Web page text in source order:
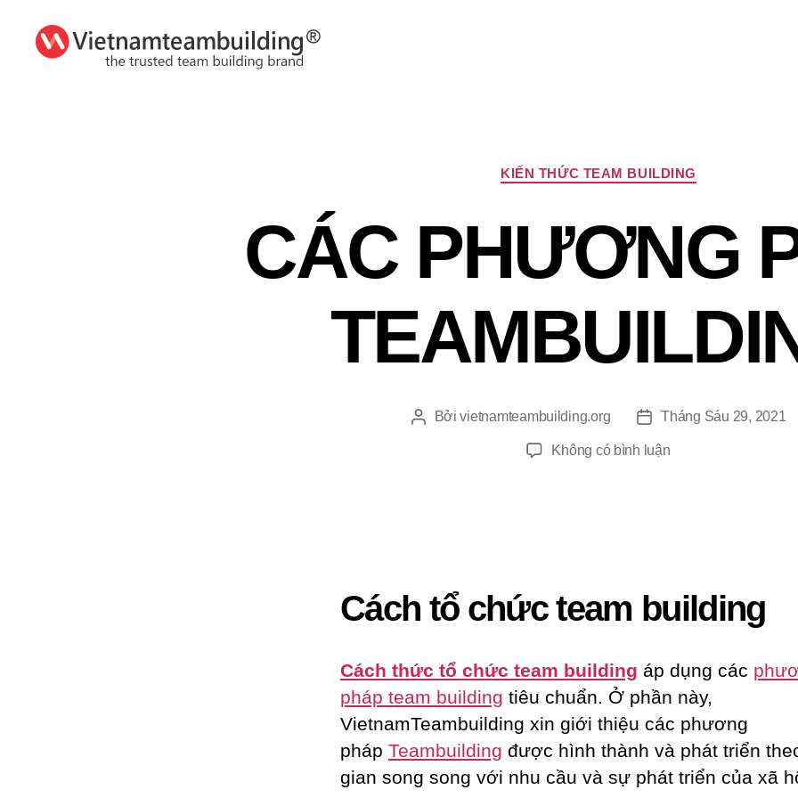
Chuyên
mục
KIẾN THỨC TEAM BUILDING
CÁC PHƯƠNG
TácBởivietnamteambuilding.org
NgàyTháng Sáu 29, 2021
Không có bình luậnở
Cách tổ chức team building
Cách thức tổ chức team building áp dụng các
pháp team building tiêu chuẩn. Ở phần này,
VietnamTeambuilding xin giới thiệu các phương
pháp Teambuilding được hình thành và phát triển
gian song song với nhu cầu và sự phát triển của xã